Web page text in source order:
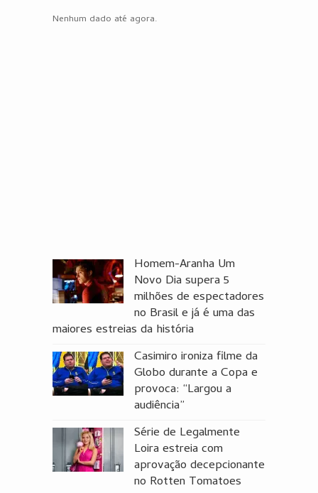
Nenhum dado até agora.
Homem-Aranha Um
Novo Dia supera 5
milhões de espectadores
no Brasil e já é uma das
maiores estreias da história
Casimiro ironiza filme da
Globo durante a Copa e
provoca: “Largou a
audiência”
Série de Legalmente
Loira estreia com
aprovação decepcionante
no Rotten Tomatoes